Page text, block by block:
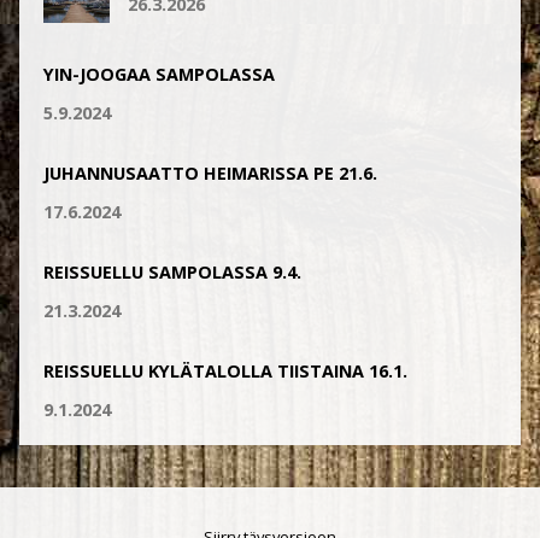
YIN-JOOGAA SAMPOLASSA
5.9.2024
JUHANNUSAATTO HEIMARISSA PE 21.6.
17.6.2024
REISSUELLU SAMPOLASSA 9.4.
21.3.2024
REISSUELLU KYLÄTALOLLA TIISTAINA 16.1.
9.1.2024